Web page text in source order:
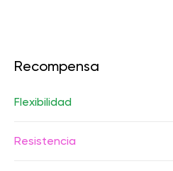
Recompensa
Flexibilidad
Resistencia